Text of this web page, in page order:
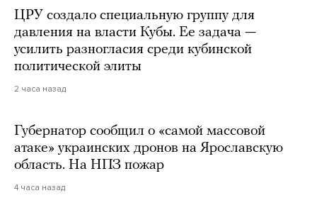
ЦРУ создало специальную группу для
давления на власти Кубы. Ее задача —
усилить разногласия среди кубинской
политической элиты
2 часа назад
Губернатор сообщил о «самой массовой
атаке» украинских дронов на Ярославскую
область. На НПЗ пожар
4 часа назад